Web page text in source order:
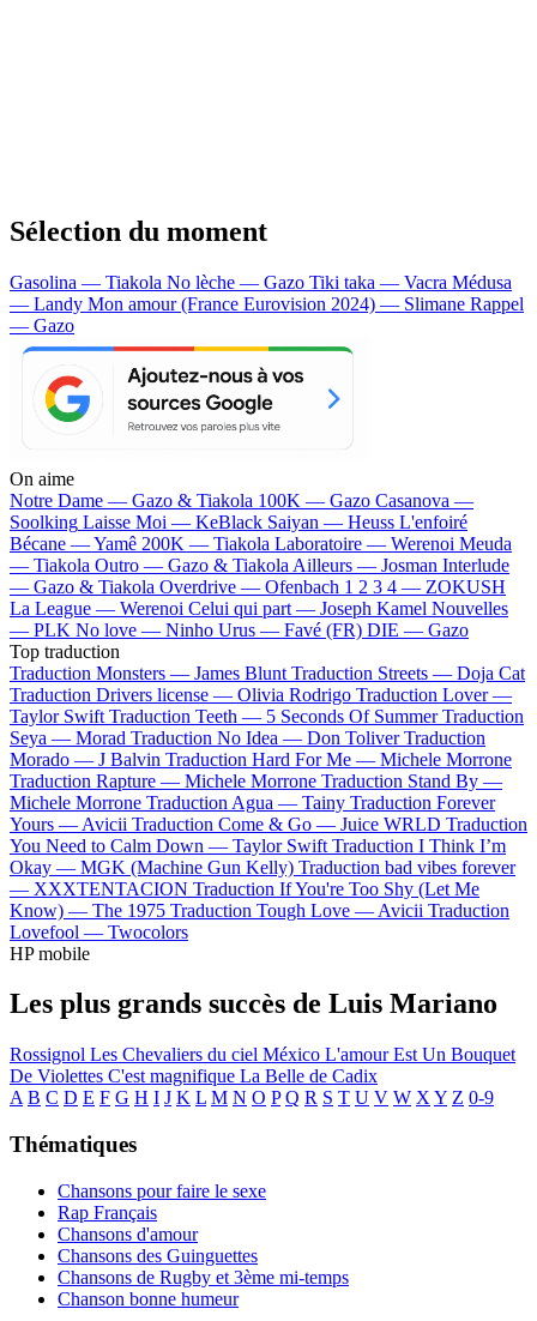
Sélection du moment
Gasolina — Tiakola No lèche — Gazo Tiki taka — Vacra Médusa
— Landy Mon amour (France Eurovision 2024) — Slimane Rappel
— Gazo
On aime
Notre Dame — Gazo & Tiakola 100K — Gazo Casanova —
Soolking Laisse Moi — KeBlack Saiyan — Heuss L'enfoiré
Bécane —Yamê 200K — Tiakola Laboratoire — Werenoi Meuda
— Tiakola Outro — Gazo & Tiakola Ailleurs — Josman Interlude
— Gazo & Tiakola Overdrive — Ofenbach 1 2 3 4 — ZOKUSH
La League — Werenoi Celui qui part — Joseph Kamel Nouvelles
— PLK No love — Ninho Urus — Favé (FR) DIE — Gazo
Top traduction
Traduction Monsters — James Blunt Traduction Streets — Doja Cat
Traduction Drivers license — Olivia Rodrigo Traduction Lover —
Taylor Swift Traduction Teeth — 5 Seconds Of Summer Traduction
Seya — Morad Traduction No Idea — Don Toliver Traduction
Morado — J Balvin Traduction Hard For Me — Michele Morrone
Traduction Rapture — Michele Morrone Traduction Stand By —
Michele Morrone Traduction Agua — Tainy Traduction Forever
Yours — Avicii Traduction Come & Go — Juice WRLD Traduction
You Need to Calm Down — Taylor Swift Traduction I Think I’m
Okay — MGK (Machine Gun Kelly) Traduction bad vibes forever
— XXXTENTACION Traduction If You're Too Shy (Let Me
Know) — The 1975 Traduction Tough Love — Avicii Traduction
Lovefool — Twocolors
HP mobile
Les plus grands succès de Luis Mariano
Rossignol Les Chevaliers du ciel México L'amour Est Un Bouquet
De Violettes C'est magnifique La Belle de Cadix
A B C D E F G H I J K L M N O P Q R S T U V W X Y Z 0-9
Thématiques
Chansons pour faire le sexe
Rap Français
Chansons d'amour
Chansons des Guinguettes
Chansons de Rugby et 3ème mi-temps
Chanson bonne humeur